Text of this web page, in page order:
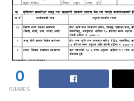
0
SHARES